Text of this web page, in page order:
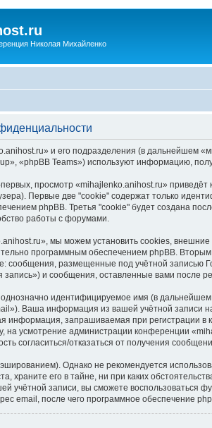
Николая Михайленко
и его подразделения (в
«phpBB Teams») используют информацию,
просмотр «mihajlenko.anihost.ru»
Первые две "cookie" содержат только
phpBB. Третья "cookie" будет создана
работы с форумами.
мы можем установить cookies,
программным обеспечением phpBB.
сообщения, размещенные под учётной
и сообщения, оставленные вами после
идентифицируемое имя (в
Ваша информация из вашей учётной
информация, запрашиваемая при регистрации
на усмотрение администрации конференции
согласиться/отказаться от получения
Однако не рекомендуется
храните его в тайне, ни при каких
учётной записи, вы сможете
email, после чего программное обеспечение